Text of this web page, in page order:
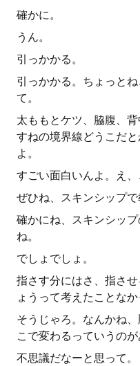
確かに。
うん。
引っかかる。
引っかかる。ちょっと
て。
太ももとケツ、脇腹、
すねの境界線どうこだ
よ。
すごい面白いんよ。え、
ぜひね、スキンシップで
確かにね、スキンシッ
ね。
でしょでしょ。
指さす分にはさ、指さ
ょうって考えたことなか
そうじゃろ。なんかね
こで変わるっていうのが
不思議だなーと思って。